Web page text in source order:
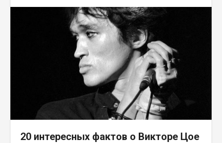
20 интересных фактов о Викторе Цое